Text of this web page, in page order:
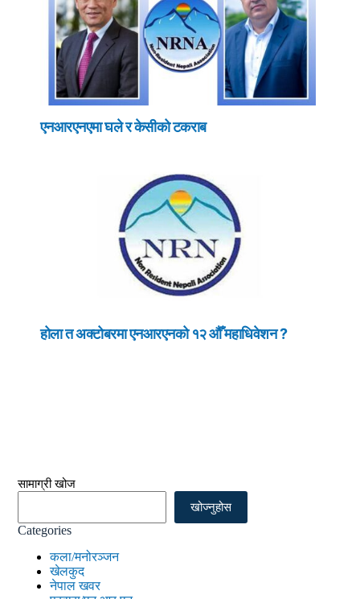
एनआरएनएमा घले र केसीको टकराब
होला त अक्टोबरमा एनआरएनको १२ औँ महाधिवेशन ?
सामाग्री खोज
खोज्नुहोस
Categories
कला/मनोरञ्जन
खेलकुद
नेपाल खवर